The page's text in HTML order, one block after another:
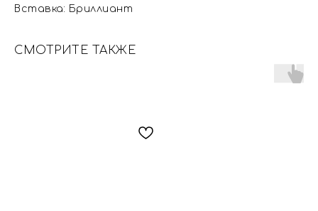
Вставка: Бриллиант
СМОТРИТЕ ТАКЖЕ